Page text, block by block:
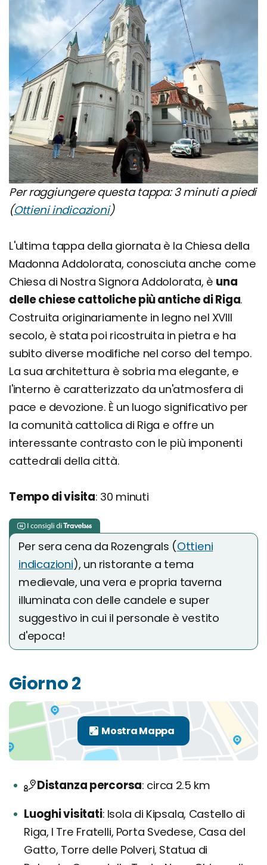
Per raggiungere questa tappa: 3 minuti a piedi
(Ottieni indicazioni)
L'ultima tappa della giornata è la Chiesa della
Madonna Addolorata, conosciuta anche come
Chiesa di Nostra Signora Addolorata, è una
delle chiese cattoliche più antiche di Riga.
Costruita originariamente in legno nel XVIII
secolo, è stata poi ricostruita in pietra e ha
subito diverse modifiche nel corso del tempo.
La sua architettura è sobria ma elegante, e
l'interno è caratterizzato da un'atmosfera di
pace e devozione. È un luogo significativo per
la comunità cattolica di Riga e offre un
interessante contrasto con le più imponenti
cattedrali della città.
Tempo di visita: 30 minuti
Per sera cena da Rozengrals (Ottieni
indicazioni), un ristorante a tema
medievale, una vera e propria taverna
illuminata con delle candele e super
suggestivo in cui il personale è vestito
d'epoca!
Giorno 2
Distanza percorsa circa 2.5 km
Luoghi visitati Isola di Kipsala, Castello di
Riga, I Tre Fratelli, Porta Svedese, Casa del
Gatto, Torre delle Polveri, Statua di